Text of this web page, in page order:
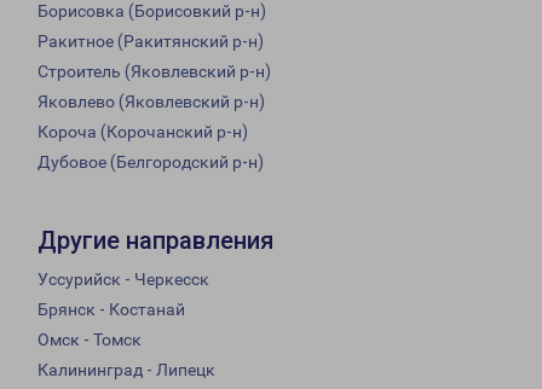
Борисовка (Борисовкий р-н)
Ракитное (Ракитянский р-н)
Строитель (Яковлевский р-н)
Яковлево (Яковлевский р-н)
Короча (Корочанский р-н)
Дубовое (Белгородский р-н)
Другие направления
Уссурийск - Черкесск
Брянск - Костанай
Омск - Томск
Калининград - Липецк